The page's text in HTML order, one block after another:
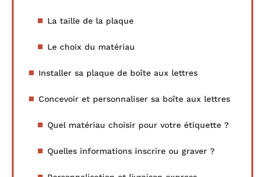
La taille de la plaque
Le choix du matériau
Installer sa plaque de boîte aux lettres
Concevoir et personnaliser sa boîte aux lettres
Quel matériau choisir pour votre étiquette ?
Quelles informations inscrire ou graver ?